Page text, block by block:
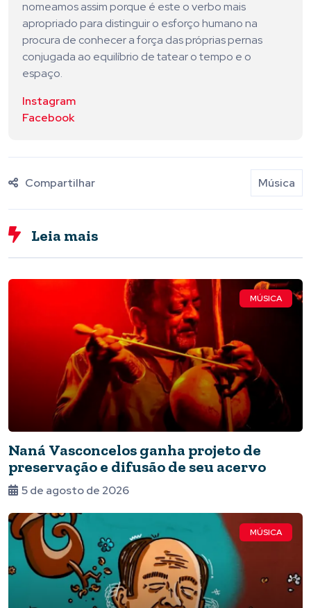
nomeamos assim porque é este o verbo mais
apropriado para distinguir o esforço humano na
procura de conhecer a força das próprias pernas
conjugada ao equilíbrio de tatear o tempo e o
espaço.
Instagram
Facebook
Compartilhar Música
Leia mais
MÚSICA
Naná Vasconcelos ganha projeto de
preservação e difusão de seu acervo
5 de agosto de 2026
MÚSICA